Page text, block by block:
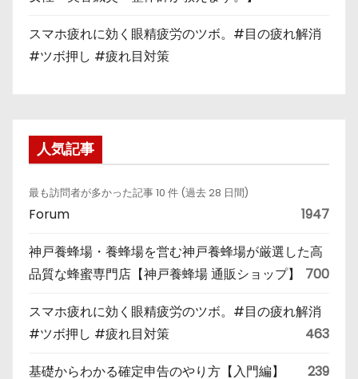
スマホ疲れに効く眼精疲労のツボ。#目の疲れ解消
#ツボ押し #疲れ目対策
人気記事
最も訪問者が多かった記事 10 件 (過去 28 日間)
Forum 1947
神戸養蜂場・養蜂場を営む神戸養蜂場が厳選した高
品質な蜂蜜専門店【神戸養蜂場 通販ショップ】
700
スマホ疲れに効く眼精疲労のツボ。#目の疲れ解消
#ツボ押し #疲れ目対策
463
基礎からわかる確定申告のやり方【入門編】 239